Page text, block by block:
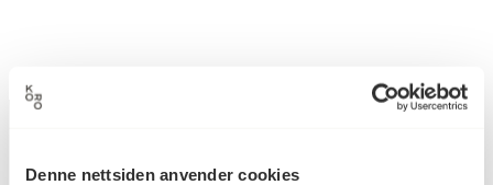
Denne nettsiden anvender cookies